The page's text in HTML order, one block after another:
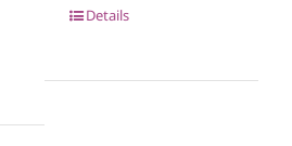
Details